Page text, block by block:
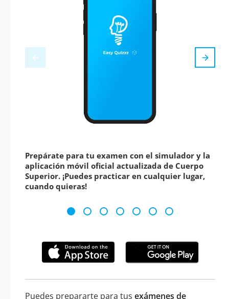
Prepárate para tu examen con el simulador y la
aplicación móvil oficial actualizada de Cuerpo
Superior. ¡Puedes practicar en cualquier lugar,
cuando quieras!
Puedes prepararte para tus exámenes de